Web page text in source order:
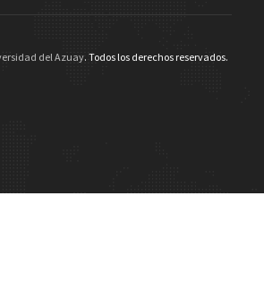
del Azuay. Todos los derechos reservados.